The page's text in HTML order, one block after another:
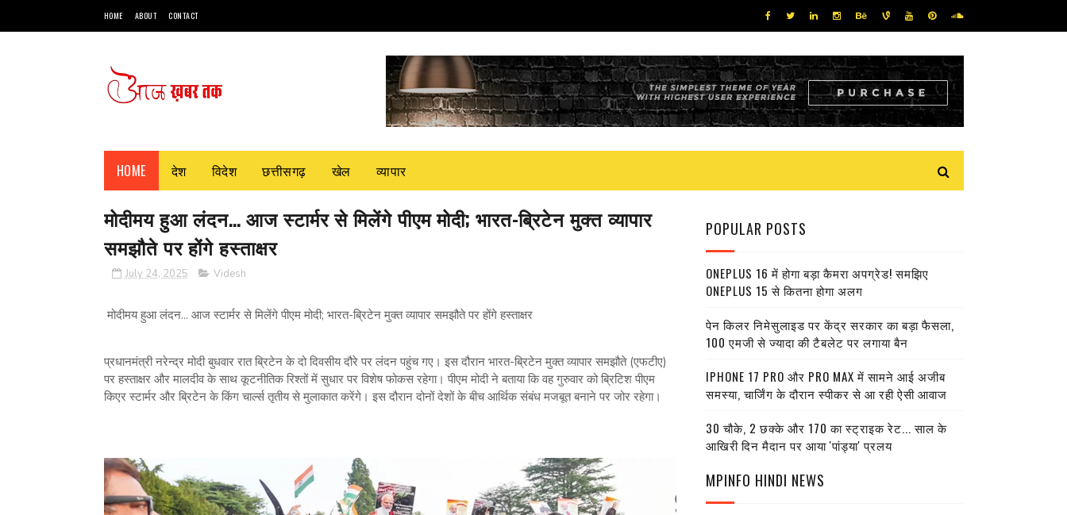
HOME ABOUT CONTACT
HOME देश विदेश छत्तीसगढ़ खेल व्यापार
मोदीमय हुआ लंदन... आज स्टार्मर से मिलेंगे पीएम मोदी; भारत-ब्रिटेन मुक्त व्यापार
समझौते पर होंगे हस्ताक्षर
July 24, 2025 Videsh
मोदीमय हुआ लंदन... आज स्टार्मर से मिलेंगे पीएम मोदी; भारत-ब्रिटेन मुक्त व्यापार समझौते पर होंगे हस्ताक्षर
प्रधानमंत्री नरेन्द्र मोदी बुधवार रात ब्रिटेन के दो दिवसीय दौरे पर लंदन पहुंच गए। इस दौरान भारत-ब्रिटेन मुक्त व्यापार समझौते (एफटीए)
पर हस्ताक्षर और मालदीव के साथ कूटनीतिक रिश्तों में सुधार पर विशेष फोकस रहेगा। पीएम मोदी ने बताया कि वह गुरुवार को ब्रिटिश पीएम
किएर स्टार्मर और ब्रिटेन के किंग चा‌र्ल्स तृतीय से मुलाकात करेंगे। इस दौरान दोनों देशों के बीच आर्थिक संबंध मजबूत बनाने पर जोर रहेगा।
POPULAR POSTS
ONEPLUS 16 में होगा बड़ा कैमरा अपग्रेड! समझिए
ONEPLUS 15 से कितना होगा अलग
पेन किलर निमेसुलाइड पर केंद्र सरकार का बड़ा फैसला,
100 एमजी से ज्यादा की टैबलेट पर लगाया बैन
IPHONE 17 PRO और PRO MAX में सामने आई अजीब
समस्या, चार्जिंग के दौरान स्पीकर से आ रही ऐसी आवाज
30 चौके, 2 छक्के और 170 का स्ट्राइक रेट... साल के
आखिरी दिन मैदान पर आया 'पांड्या' प्रलय
MPINFO HINDI NEWS